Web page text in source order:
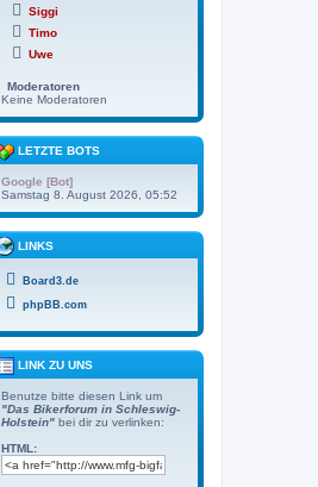
Siggi
Timo
Uwe
Moderatoren
Keine Moderatoren
LETZTE BOTS
Google [Bot]
Samstag 8. August 2026, 05:52
LINKS
Board3.de
phpBB.com
LINK ZU UNS
Benutze bitte diesen Link um
"Das Bikerforum in Schleswig-
Holstein" bei dir zu verlinken:
HTML: